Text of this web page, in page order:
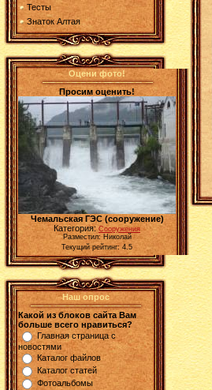
Тесты
Знаток Алтая
Оцени фото!
Просим оценить!
Чемальская ГЭС (сооружение)
Категория:Сооружения
Разместил: Николай
Текущий рейтинг: 4.5
Наш опрос
Какой из блоков сайта Вам
больше всего нравиться?
Главная страница с
новостями
Каталог файлов
Каталог статей
Фотоальбомы